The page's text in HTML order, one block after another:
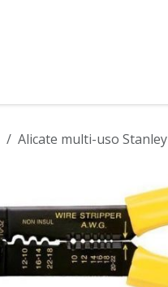
Alicate multi-uso Stanley